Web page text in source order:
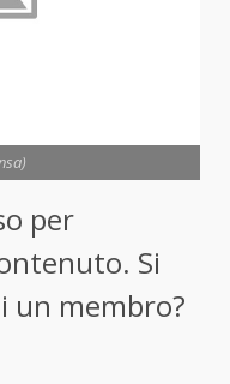
per
Si
un membro?